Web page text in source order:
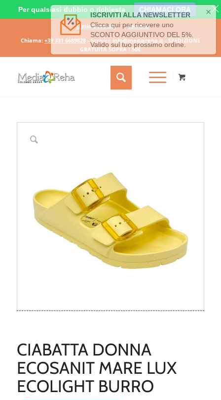
Il mio account
Carrello
Chiama: +39 331 6689828- Scrivici: info@mediareha.it - SPEDIZIONE
GRATUITA SOPRA I 50€
CIABATTA DONNA
ECOSANIT MARE LUX
ECOLIGHT BURRO
Per qualsiasi dubbio o richiesta CHIAMACI ORA